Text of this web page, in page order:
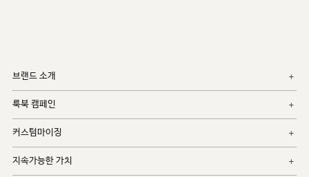
브랜드 소개
룩북 캠페인
커스텀마이징
지속가능한 가치